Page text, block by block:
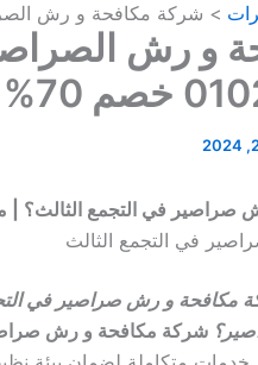
شركة مكافحة و رش الصراصير في
و رش
70%
صراصير في التجمع الثالث؟
في التجمع الثالث
و رش صراصير في
شركة مكافحة و رش